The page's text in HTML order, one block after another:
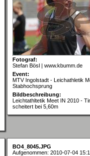
Fotograf:
Stefan Bösl | www.kbumm.de
Event:
MTV Ingolstadt - Leichathletik
Stabhochsprung
Bildbeschreibung:
Leichtathltetik Meet IN 2010 -
scheitert bei 5,60m
BO4_8045.JPG
Aufgenommen: 2010-07-04